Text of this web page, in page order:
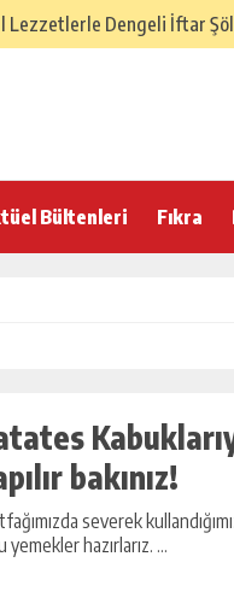
Lezzetlerle Dengeli İftar
ve Dengeli İftar Sofrası
Bültenleri Fıkra
bakınız!
severek
yemekler hazırlarız. ...